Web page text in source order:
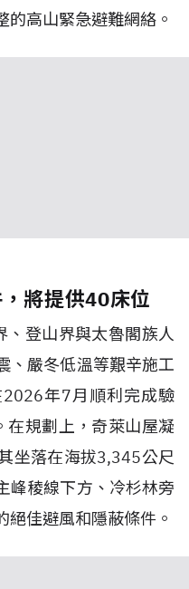
的高山緊急避難網絡。
將提供40床位
、登山界與太魯閣族人
、嚴冬低溫等艱辛施工
2026年7月順利完成驗
規劃上，奇萊山屋凝